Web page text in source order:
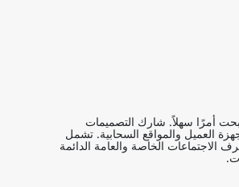
أمرًا سهلاً. شارك التصميمات
العميل والمواقع السحابية. تشمل
الاجتماعات الخاصة والعامة الدائمة